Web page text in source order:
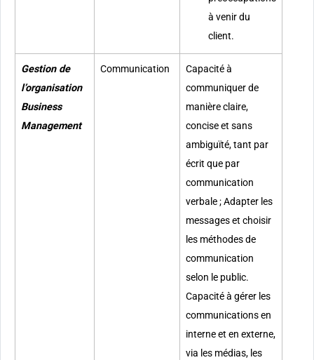
à venir du
client.
Gestion de
l’organisation
Business
Management
Communication
Capacité à
communiquer de
manière claire,
concise et sans
ambiguïté, tant par
écrit que par
communication
verbale ; Adapter les
messages et choisir
les méthodes de
communication
selon le public.
Capacité à gérer les
communications en
interne et en externe,
via les médias, les